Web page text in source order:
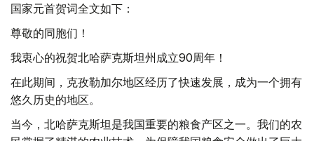
国家元首贺词全文如下：
尊敬的同胞们！
我衷心的祝贺北哈萨克斯坦州成立90周年！
在此期间，克孜勒加尔地区经历了快速发展，成为一个拥有
悠久历史的地区。
当今，北哈萨克斯坦是我国重要的粮食产区之一。我们的农